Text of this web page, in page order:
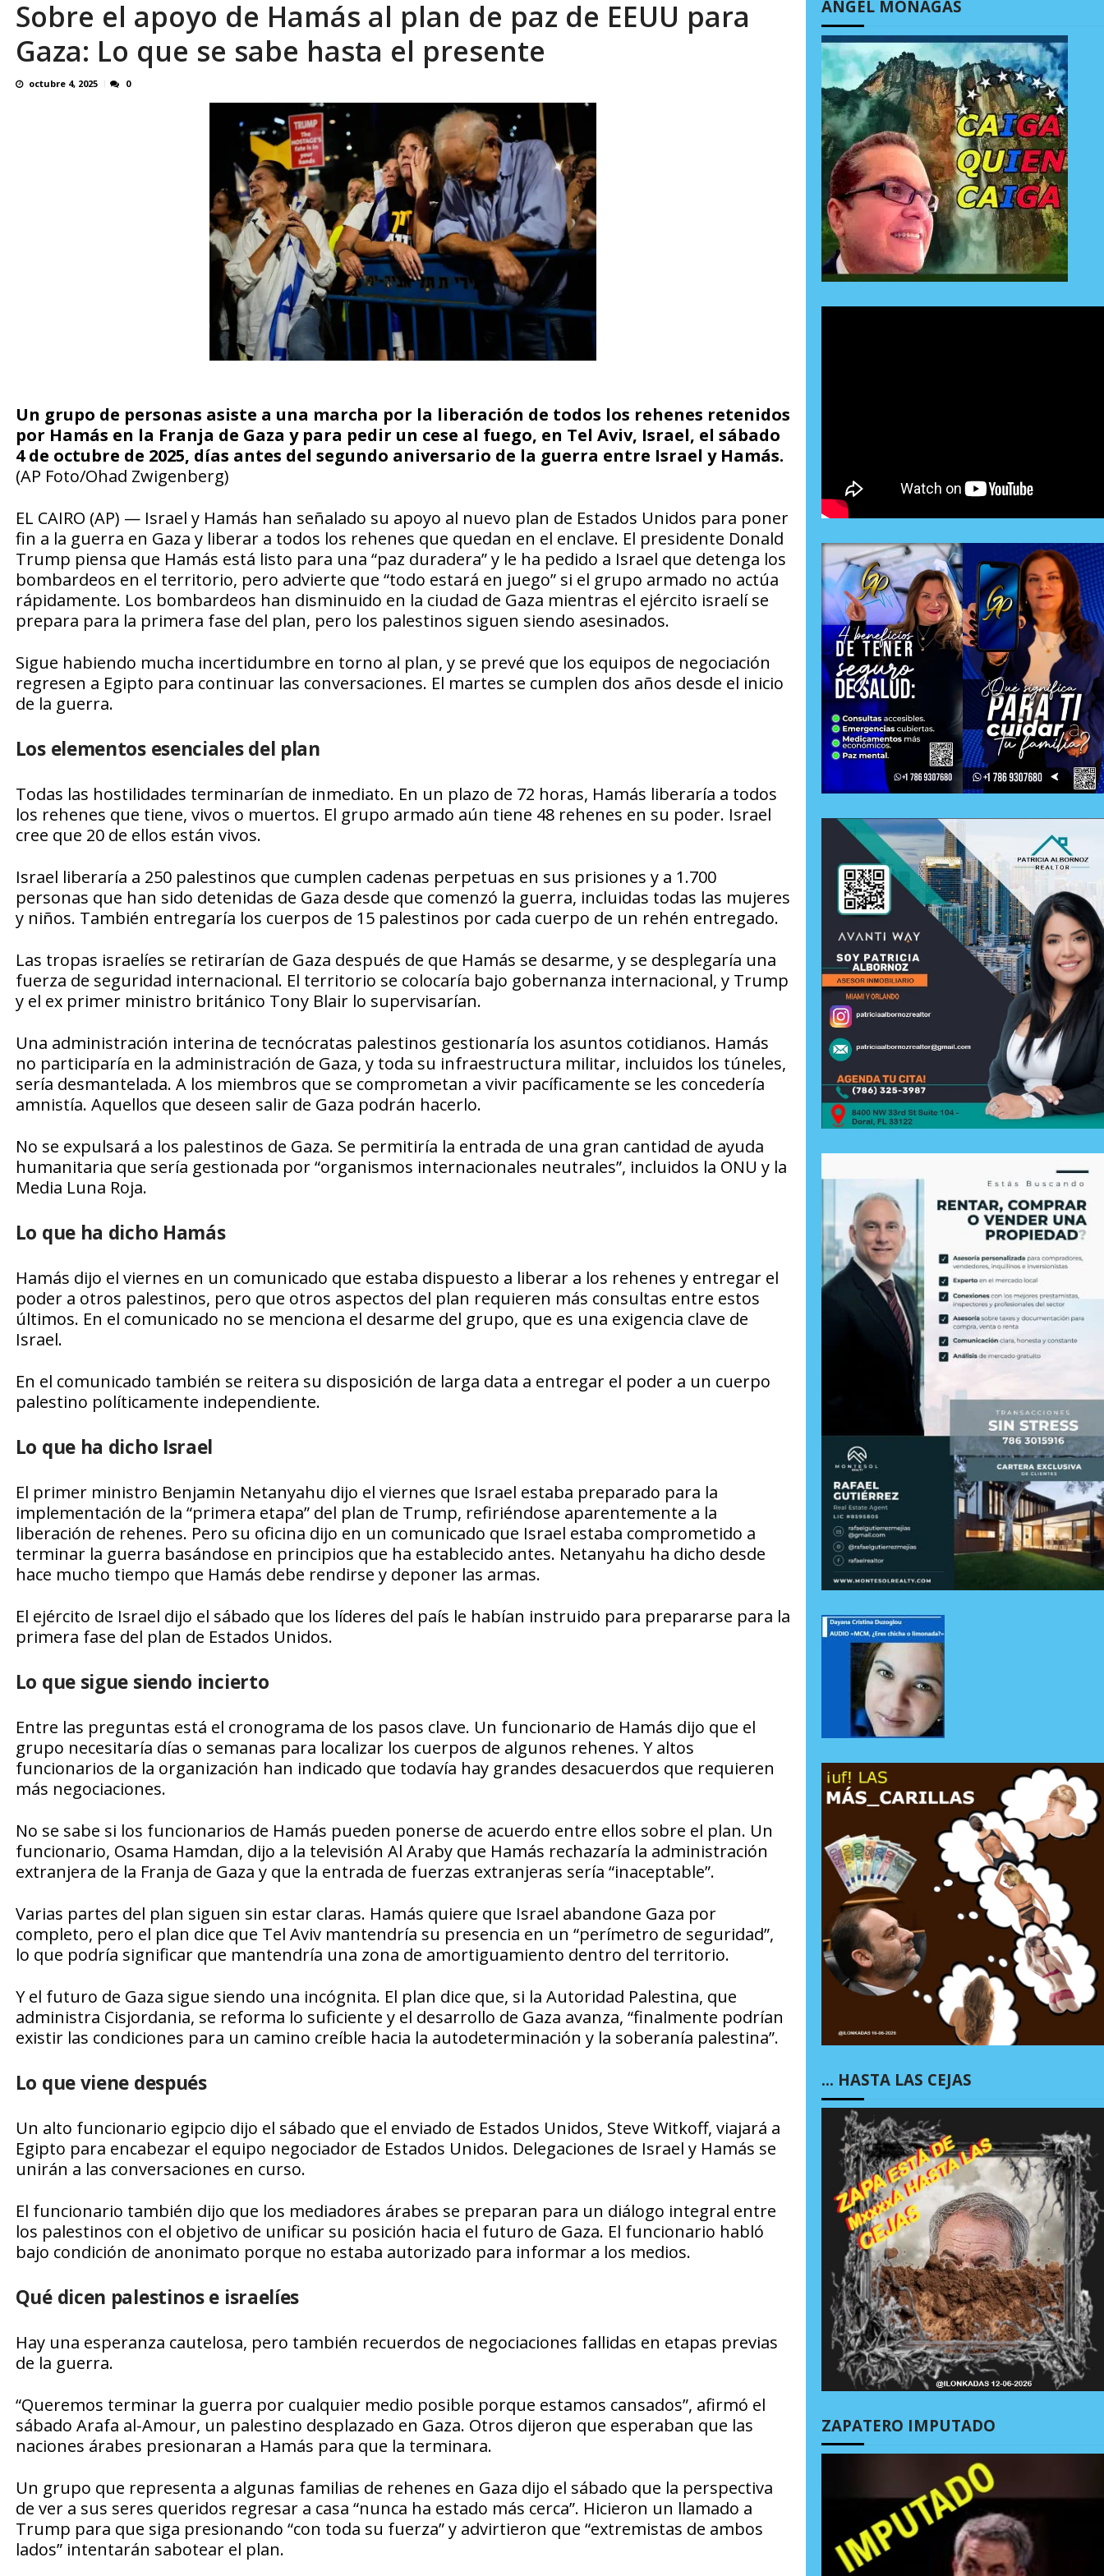
Familiares realizaron nueva vigilia en El Rodeo I por la libertad inmediata de l... AGOSTO 5, 2026
Sobre el apoyo de Hamás al plan de paz de EEUU para
Gaza: Lo que se sabe hasta el presente
octubre 4, 2025 0
Un grupo de personas asiste a una marcha por la liberación de todos los rehenes retenidos
por Hamás en la Franja de Gaza y para pedir un cese al fuego, en Tel Aviv, Israel, el sábado
4 de octubre de 2025, días antes del segundo aniversario de la guerra entre Israel y Hamás.
(AP Foto/Ohad Zwigenberg)
EL CAIRO (AP) — Israel y Hamás han señalado su apoyo al nuevo plan de Estados Unidos para poner
fin a la guerra en Gaza y liberar a todos los rehenes que quedan en el enclave. El presidente Donald
Trump piensa que Hamás está listo para una “paz duradera” y le ha pedido a Israel que detenga los
bombardeos en el territorio, pero advierte que “todo estará en juego” si el grupo armado no actúa
rápidamente. Los bombardeos han disminuido en la ciudad de Gaza mientras el ejército israelí se
prepara para la primera fase del plan, pero los palestinos siguen siendo asesinados.
Sigue habiendo mucha incertidumbre en torno al plan, y se prevé que los equipos de negociación
regresen a Egipto para continuar las conversaciones. El martes se cumplen dos años desde el inicio
de la guerra.
Los elementos esenciales del plan
Todas las hostilidades terminarían de inmediato. En un plazo de 72 horas, Hamás liberaría a todos
los rehenes que tiene, vivos o muertos. El grupo armado aún tiene 48 rehenes en su poder. Israel
cree que 20 de ellos están vivos.
Israel liberaría a 250 palestinos que cumplen cadenas perpetuas en sus prisiones y a 1.700
personas que han sido detenidas de Gaza desde que comenzó la guerra, incluidas todas las mujeres
y niños. También entregaría los cuerpos de 15 palestinos por cada cuerpo de un rehén entregado.
Las tropas israelíes se retirarían de Gaza después de que Hamás se desarme, y se desplegaría una
fuerza de seguridad internacional. El territorio se colocaría bajo gobernanza internacional, y Trump
y el ex primer ministro británico Tony Blair lo supervisarían.
Una administración interina de tecnócratas palestinos gestionaría los asuntos cotidianos. Hamás
no participaría en la administración de Gaza, y toda su infraestructura militar, incluidos los túneles,
sería desmantelada. A los miembros que se comprometan a vivir pacíficamente se les concedería
amnistía. Aquellos que deseen salir de Gaza podrán hacerlo.
No se expulsará a los palestinos de Gaza. Se permitiría la entrada de una gran cantidad de ayuda
humanitaria que sería gestionada por “organismos internacionales neutrales”, incluidos la ONU y la
Media Luna Roja.
Lo que ha dicho Hamás
Hamás dijo el viernes en un comunicado que estaba dispuesto a liberar a los rehenes y entregar el
poder a otros palestinos, pero que otros aspectos del plan requieren más consultas entre estos
últimos. En el comunicado no se menciona el desarme del grupo, que es una exigencia clave de
Israel.
En el comunicado también se reitera su disposición de larga data a entregar el poder a un cuerpo
palestino políticamente independiente.
Lo que ha dicho Israel
El primer ministro Benjamin Netanyahu dijo el viernes que Israel estaba preparado para la
implementación de la “primera etapa” del plan de Trump, refiriéndose aparentemente a la
liberación de rehenes. Pero su oficina dijo en un comunicado que Israel estaba comprometido a
terminar la guerra basándose en principios que ha establecido antes. Netanyahu ha dicho desde
hace mucho tiempo que Hamás debe rendirse y deponer las armas.
El ejército de Israel dijo el sábado que los líderes del país le habían instruido para prepararse para la
primera fase del plan de Estados Unidos.
Lo que sigue siendo incierto
Entre las preguntas está el cronograma de los pasos clave. Un funcionario de Hamás dijo que el
grupo necesitaría días o semanas para localizar los cuerpos de algunos rehenes. Y altos
funcionarios de la organización han indicado que todavía hay grandes desacuerdos que requieren
más negociaciones.
No se sabe si los funcionarios de Hamás pueden ponerse de acuerdo entre ellos sobre el plan. Un
funcionario, Osama Hamdan, dijo a la televisión Al Araby que Hamás rechazaría la administración
extranjera de la Franja de Gaza y que la entrada de fuerzas extranjeras sería “inaceptable”.
Varias partes del plan siguen sin estar claras. Hamás quiere que Israel abandone Gaza por
completo, pero el plan dice que Tel Aviv mantendría su presencia en un “perímetro de seguridad”,
lo que podría significar que mantendría una zona de amortiguamiento dentro del territorio.
Y el futuro de Gaza sigue siendo una incógnita. El plan dice que, si la Autoridad Palestina, que
administra Cisjordania, se reforma lo suficiente y el desarrollo de Gaza avanza, “finalmente podrían
existir las condiciones para un camino creíble hacia la autodeterminación y la soberanía palestina”.
Lo que viene después
Un alto funcionario egipcio dijo el sábado que el enviado de Estados Unidos, Steve Witkoff, viajará a
Egipto para encabezar el equipo negociador de Estados Unidos. Delegaciones de Israel y Hamás se
unirán a las conversaciones en curso.
El funcionario también dijo que los mediadores árabes se preparan para un diálogo integral entre
los palestinos con el objetivo de unificar su posición hacia el futuro de Gaza. El funcionario habló
bajo condición de anonimato porque no estaba autorizado para informar a los medios.
Qué dicen palestinos e israelíes
Hay una esperanza cautelosa, pero también recuerdos de negociaciones fallidas en etapas previas
de la guerra.
“Queremos terminar la guerra por cualquier medio posible porque estamos cansados”, afirmó el
sábado Arafa al-Amour, un palestino desplazado en Gaza. Otros dijeron que esperaban que las
naciones árabes presionaran a Hamás para que la terminara.
Un grupo que representa a algunas familias de rehenes en Gaza dijo el sábado que la perspectiva
de ver a sus seres queridos regresar a casa “nunca ha estado más cerca”. Hicieron un llamado a
Trump para que siga presionando “con toda su fuerza” y advirtieron que “extremistas de ambos
lados” intentarán sabotear el plan.
ÁNGEL MONAGAS
… HASTA LAS CEJAS
ZAPATERO IMPUTADO